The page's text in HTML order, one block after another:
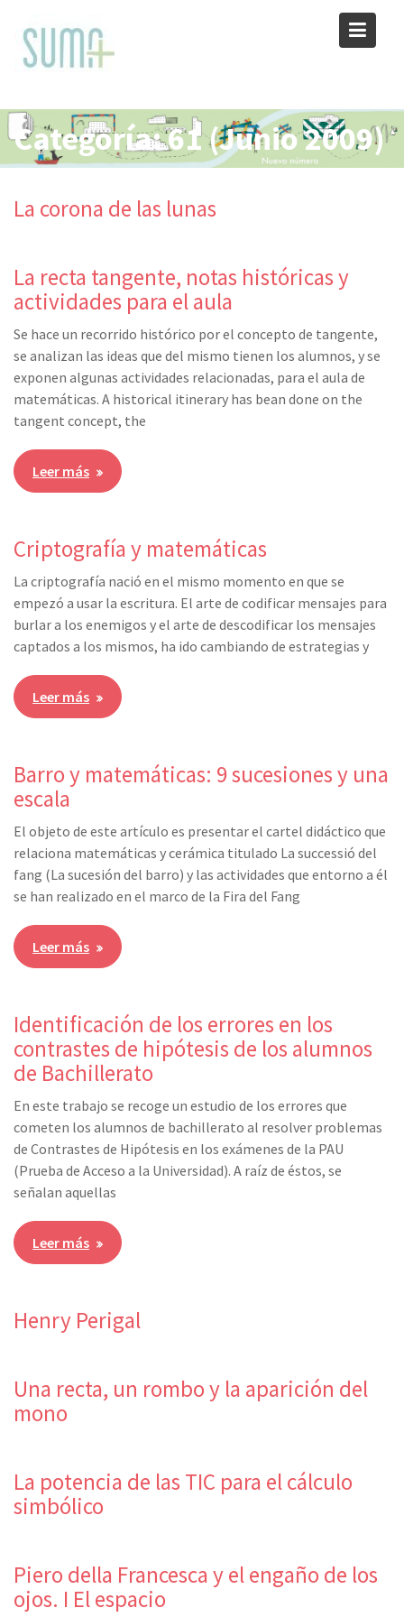
content
Categoría:61 (Junio 2009)
La corona de las lunas
La recta tangente, notas históricas y
actividades para el aula
Se hace un recorrido histórico por el concepto de tangente,
se analizan las ideas que del mismo tienen los alumnos, y se
exponen algunas actividades relacionadas, para el aula de
matemáticas. A historical itinerary has bean done on the
tangent concept, the
Leer más
Criptografía y matemáticas
La criptografía nació en el mismo momento en que se
empezó a usar la escritura. El arte de codificar mensajes para
burlar a los enemigos y el arte de descodificar los mensajes
captados a los mismos, ha ido cambiando de estrategias y
Leer más
Barro y matemáticas: 9 sucesiones y una
escala
El objeto de este artículo es presentar el cartel didáctico que
relaciona matemáticas y cerámica titulado La successió del
fang (La sucesión del barro) y las actividades que entorno a él
se han realizado en el marco de la Fira del Fang
Leer más
Identificación de los errores en los
contrastes de hipótesis de los alumnos
de Bachillerato
En este trabajo se recoge un estudio de los errores que
cometen los alumnos de bachillerato al resolver problemas
de Contrastes de Hipótesis en los exámenes de la PAU
(Prueba de Acceso a la Universidad). A raíz de éstos, se
señalan aquellas
Leer más
Henry Perigal
Una recta, un rombo y la aparición del
mono
La potencia de las TIC para el cálculo
simbólico
Piero della Francesca y el engaño de los
ojos. I El espacio